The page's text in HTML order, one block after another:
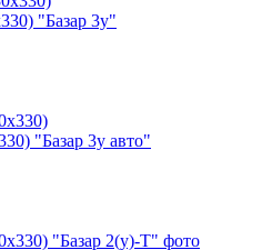
"Базар 3у"
"Базар 3у авто"